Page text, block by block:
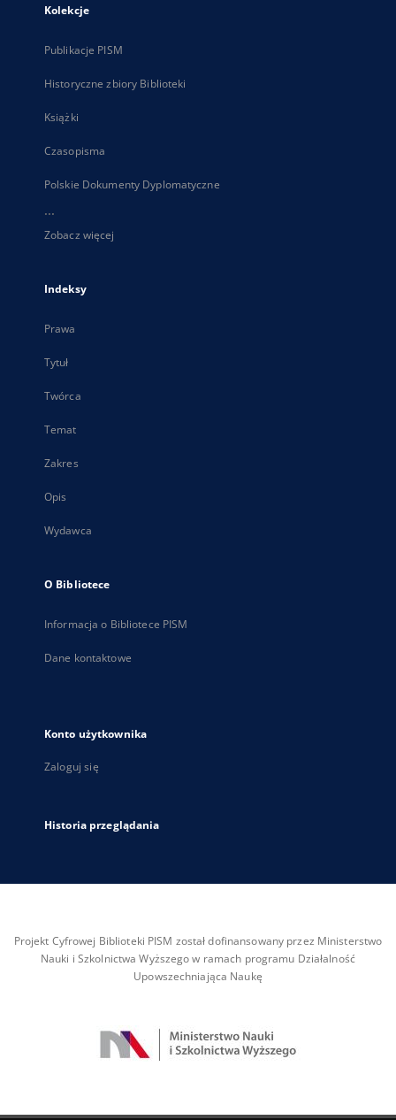
Kolekcje
Publikacje PISM
Historyczne zbiory Biblioteki
Książki
Czasopisma
Polskie Dokumenty Dyplomatyczne
...
Zobacz więcej
Indeksy
Prawa
Tytuł
Twórca
Temat
Zakres
Opis
Wydawca
O Bibliotece
Informacja o Bibliotece PISM
Dane kontaktowe
Konto użytkownika
Zaloguj się
Historia przeglądania
Projekt Cyfrowej Biblioteki PISM został dofinansowany przez Ministerstwo
Nauki i Szkolnictwa Wyższego w ramach programu Działalność
Upowszechniająca Naukę